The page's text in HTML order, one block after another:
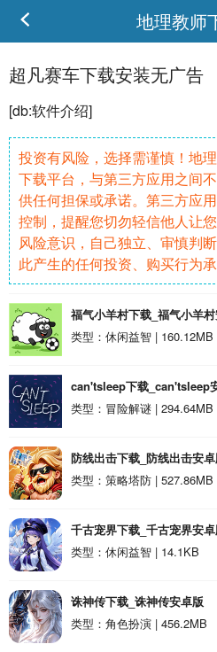
地理教师
超凡赛车下载安装无广告
[db:软件介绍]
投资有风险，选择需谨慎！地
下载平台，与第三方应用之间
供任何担保或承诺。第三方应
控制，提醒您切勿轻信他人让
风险意识，自己独立、审慎判
此产生的任何投资、购买行为承
福气小羊村下载_福气小羊
类型：休闲益智 | 160.12MB
can'tsleep下载_can'tsleep
类型：冒险解谜 | 294.64MB
防线出击下载_防线出击安
类型：策略塔防 | 527.86MB
千古宠界下载_千古宠界安
类型：休闲益智 | 14.1KB
诛神传下载_诛神传安卓版
类型：角色扮演 | 456.2MB